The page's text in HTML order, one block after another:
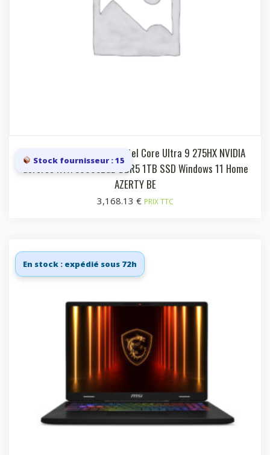
Laptop 16i QHD+ 240Hz Intel Core Ultra 9 275HX NVIDIA
GeForce RTX 508032GB DDR5 1TB SSD Windows 11 Home
AZERTY BE
3,168.13 € PRIX TTC
Stock fournisseur : 15
En stock : expédié sous 72h